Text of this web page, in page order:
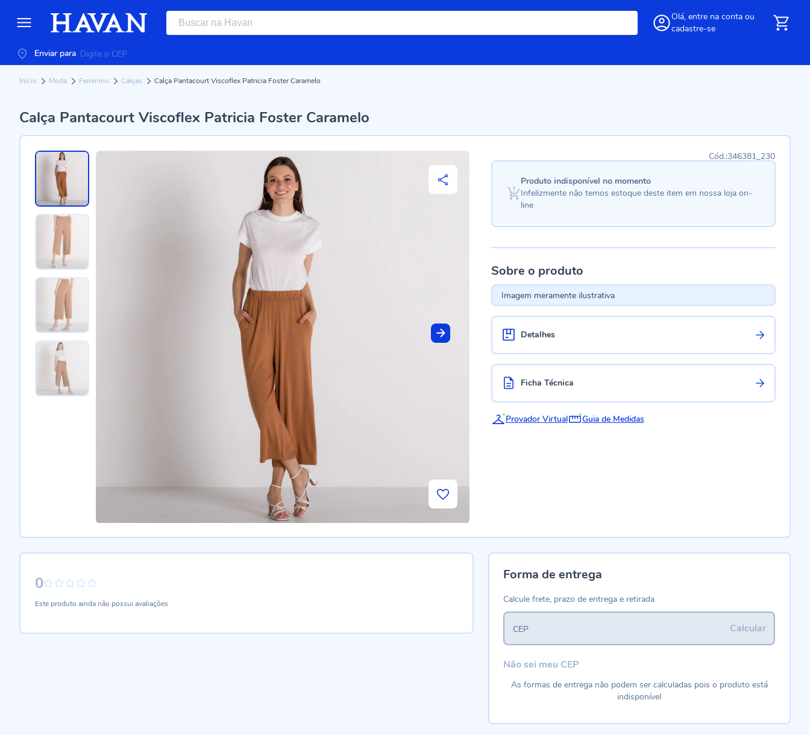
Olá, entre na conta ou
cadastre-se
Enviar para
Início Moda Feminino Calças Calça Pantacourt Viscoflex Patricia Foster Caramelo
Calça Pantacourt Viscoflex Patricia Foster Caramelo
346381_230
Produto indisponível no momento
Infelizmente não temos estoque deste item em nossa loja on-
line
Sobre o produto
Imagem meramente ilustrativa
Detalhes
Ficha Técnica
Provador Virtual Guia de Medidas
0
Este produto ainda não possui avaliações
Forma de entrega
Calcule frete, prazo de entrega e retirada
Calcular
CEP
Não sei meu CEP
As formas de entrega não podem ser calculadas pois o produto está
indisponível